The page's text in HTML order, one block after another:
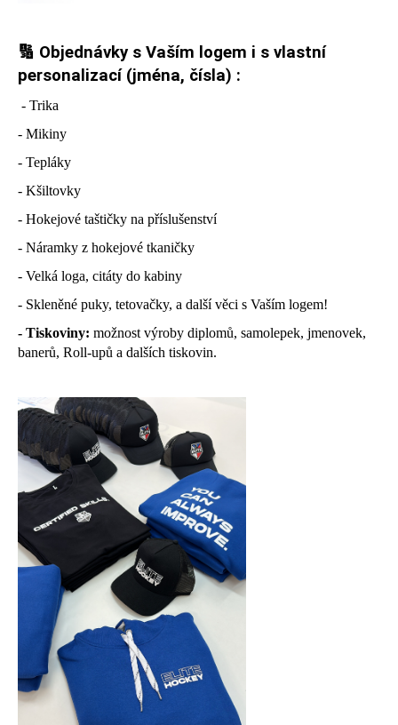
🔢​ Objednávky s Vaším logem i s vlastní
personalizací (jména, čísla) :
- Trika
- Mikiny
- Tepláky
- Kšiltovky
- Hokejové taštičky na příslušenství
- Náramky z hokejové tkaničky
- Velká loga, citáty do kabiny
- Skleněné puky, tetovačky, a další věci s Vaším logem!
- Tiskoviny: možnost výroby diplomů, samolepek, jmenovek,
banerů, Roll-upů a dalších tiskovin.